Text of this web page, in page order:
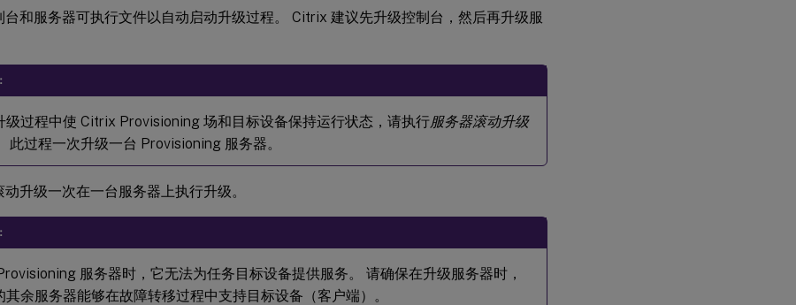
台和服务器可执行文件以自动启动升级过程。 Citrix 建议先升级控制台，然后再升级服
级过程中使 Citrix Provisioning 场和目标设备保持运行状态，请执行服务器滚动升级
此过程一次升级一台 Provisioning 服务器。
动升级一次在一台服务器上执行升级。
服务器时，它无法为任务目标设备提供服务。 请确保在升级服务器时，
其余服务器能够在故障转移过程中支持目标设备（客户端）。